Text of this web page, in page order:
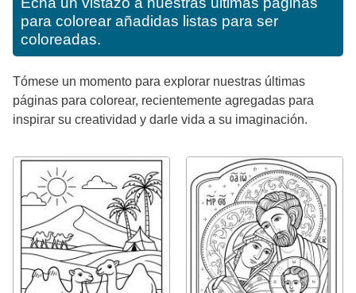
para colorear añadidas listas para ser
coloreadas.
Tómese un momento para explorar nuestras últimas
páginas para colorear, recientemente agregadas para
inspirar su creatividad y darle vida a su imaginación.